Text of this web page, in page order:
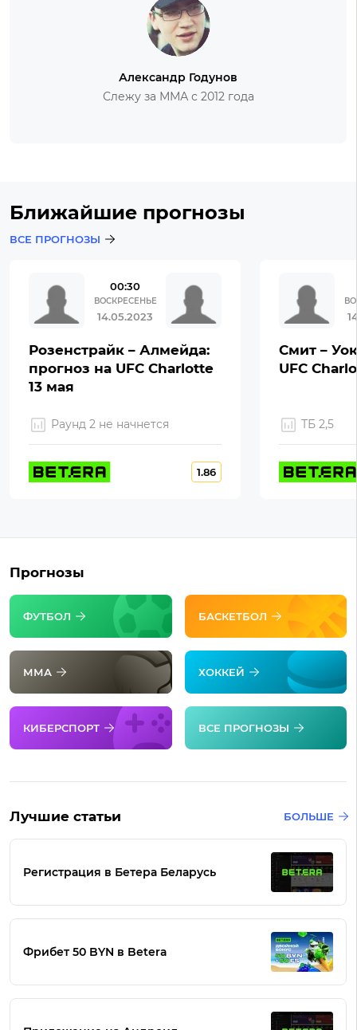
Александр Годунов
Слежу за ММА с 2012 года
Ближайшие прогнозы
ВСЕ ПРОГНОЗЫ
00:30
ВОСКРЕСЕНЬЕ
14.05.2023
Розенстрайк – Алмейда:
прогноз на UFC Charlotte
13 мая
Раунд 2 не начнется
1.86
Смит –
UFC
ТБ 2,5
Прогнозы
ФУТБОЛ БАСКЕТБОЛ
ММА ХОККЕЙ
КИБЕРСПОРТ ВСЕ ПРОГНОЗЫ
Лучшие статьи БОЛЬШЕ
Регистрация в Бетера Беларусь
Фрибет 50 BYN в Betera